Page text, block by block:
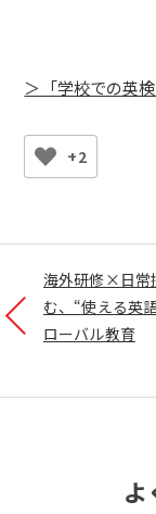
＞「学校での英
+2
海外研修×日常
む、“使える英
ローバル教育
よ